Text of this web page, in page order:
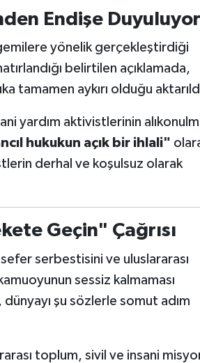
Endişe Duyuluyor
yönelik gerçekleştirdiği
belirtilen açıklamada,
tamamen aykırı olduğu
yardım aktivistlerinin
hukukun açık bir ihlali"
derhal ve koşulsuz olarak
Geçin" Çağrısı
serbestisini ve uluslararası
sessiz kalmaması
şu sözlerle somut adım
toplum, sivil ve insani